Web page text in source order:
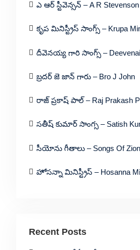
ఎ ఆర్ స్టీవెన్సన్ – A R Stevenson
కృప మినిస్ట్రీస్ సాంగ్స్ – Krupa
దీవెనయ్య గారి సాంగ్స్ –
బ్రదర్ జె జాన్ గారు – Bro J John
రాజ్ ప్రకాష్ పాల్ – Raj Prakash
సతీష్ కుమార్ సాంగ్స – Satish
సీయోను గీతాలు – Songs Of Zion
హోసన్నా మినిస్ట్రీస్ – Hosanna
Recent Posts